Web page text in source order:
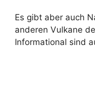
Es gibt aber auch
anderen Vulkane
Informational sind